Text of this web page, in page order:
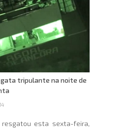
tripulante na noite de
resgatou esta sexta-feira,